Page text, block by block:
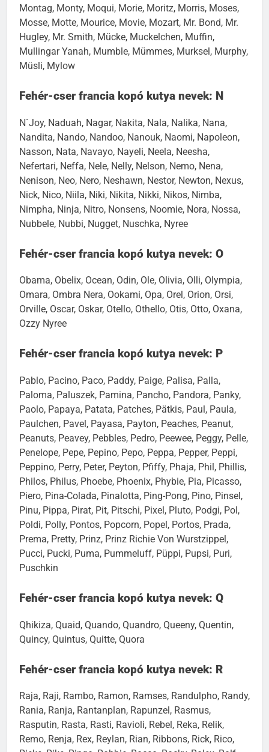
Montag, Monty, Moqui, Morie, Moritz, Morris, Moses,
Mosse, Motte, Mourice, Movie, Mozart, Mr. Bond, Mr.
Hugley, Mr. Smith, Mücke, Muckelchen, Muffin,
Mullingar Yanah, Mumble, Mümmes, Murksel, Murphy,
Müsli, Mylow
Fehér-cser francia kopó kutya nevek: N
N`Joy, Naduah, Nagar, Nakita, Nala, Nalika, Nana,
Nandita, Nando, Nandoo, Nanouk, Naomi, Napoleon,
Nasson, Nata, Navayo, Nayeli, Neela, Neesha,
Nefertari, Neffa, Nele, Nelly, Nelson, Nemo, Nena,
Nenison, Neo, Nero, Neshawn, Nestor, Newton, Nexus,
Nick, Nico, Niila, Niki, Nikita, Nikki, Nikos, Nimba,
Nimpha, Ninja, Nitro, Nonsens, Noomie, Nora, Nossa,
Nubbele, Nubbi, Nugget, Nuschka, Nyree
Fehér-cser francia kopó kutya nevek: O
Obama, Obelix, Ocean, Odin, Ole, Olivia, Olli, Olympia,
Omara, Ombra Nera, Ookami, Opa, Orel, Orion, Orsi,
Orville, Oscar, Oskar, Otello, Othello, Otis, Otto, Oxana,
Ozzy Nyree
Fehér-cser francia kopó kutya nevek: P
Pablo, Pacino, Paco, Paddy, Paige, Palisa, Palla,
Paloma, Paluszek, Pamina, Pancho, Pandora, Panky,
Paolo, Papaya, Patata, Patches, Pätkis, Paul, Paula,
Paulchen, Pavel, Payasa, Payton, Peaches, Peanut,
Peanuts, Peavey, Pebbles, Pedro, Peewee, Peggy, Pelle,
Penelope, Pepe, Pepino, Pepo, Peppa, Pepper, Peppi,
Peppino, Perry, Peter, Peyton, Pfiffy, Phaja, Phil, Phillis,
Philos, Philus, Phoebe, Phoenix, Phybie, Pia, Picasso,
Piero, Pina-Colada, Pinalotta, Ping-Pong, Pino, Pinsel,
Pinu, Pippa, Pirat, Pit, Pitschi, Pixel, Pluto, Podgi, Pol,
Poldi, Polly, Pontos, Popcorn, Popel, Portos, Prada,
Prema, Pretty, Prinz, Prinz Richie Von Wurstzippel,
Pucci, Pucki, Puma, Pummeluff, Püppi, Pupsi, Puri,
Puschkin
Fehér-cser francia kopó kutya nevek: Q
Qhikiza, Quaid, Quando, Quandro, Queeny, Quentin,
Quincy, Quintus, Quitte, Quora
Fehér-cser francia kopó kutya nevek: R
Raja, Raji, Rambo, Ramon, Ramses, Randulpho, Randy,
Rania, Ranja, Rantanplan, Rapunzel, Rasmus,
Rasputin, Rasta, Rasti, Ravioli, Rebel, Reka, Relik,
Remo, Renja, Rex, Reylan, Rian, Ribbons, Rick, Rico,